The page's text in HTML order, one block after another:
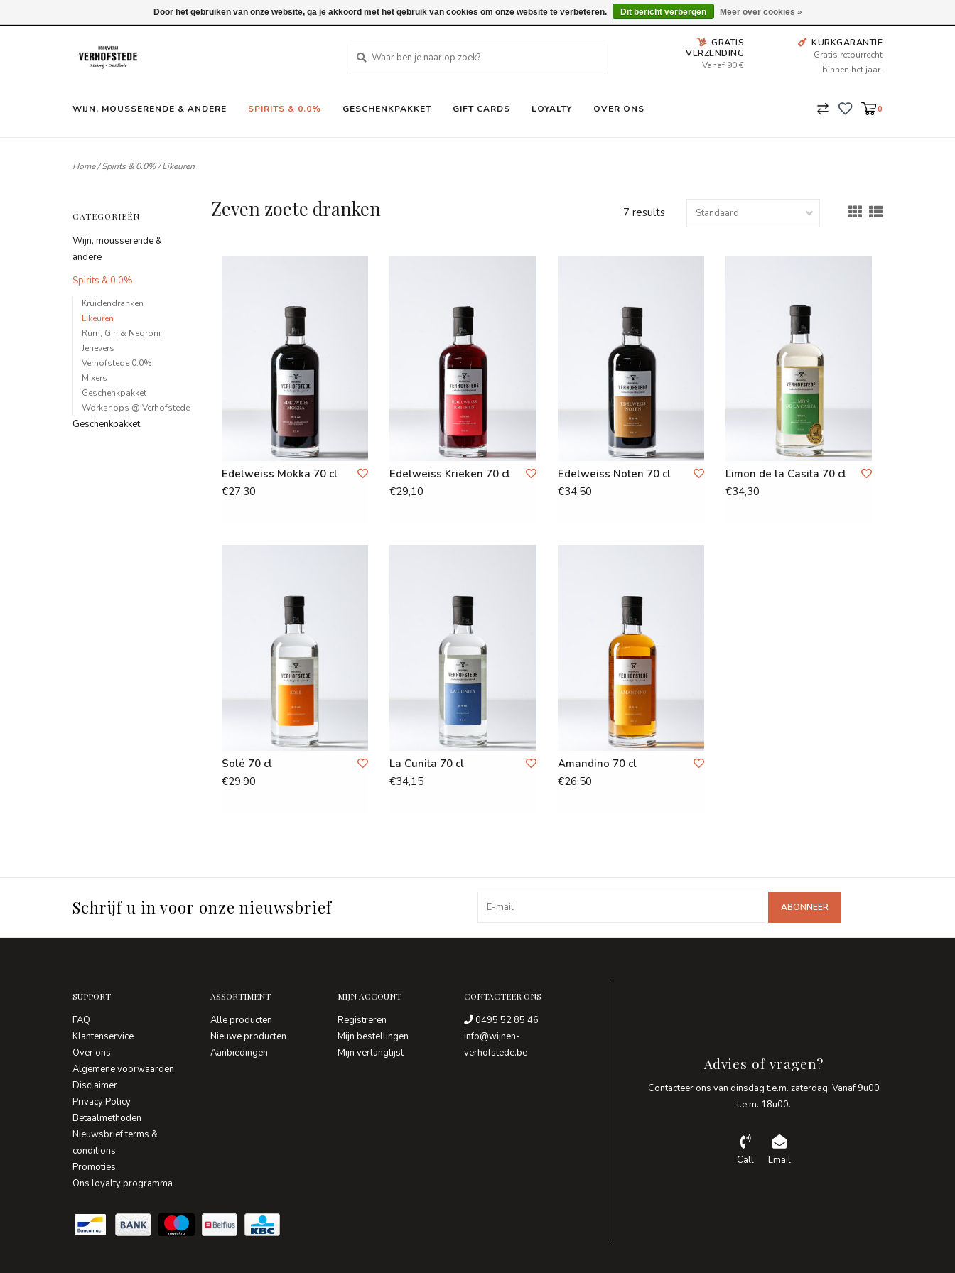
Wij leveren tot aan uw deur. Afhalen is mogelijk.
GRATIS
VERZENDING
Vanaf 90 €
KURKGARANTIE
Gratis retourrecht
binnen het jaar.
WIJN, MOUSSERENDE & ANDERE SPIRITS & 0.0% GESCHENKPAKKET GIFT CARDS LOYALTY OVER ONS 0
Home/Spirits & 0.0%/Likeuren
CATEGORIEËN
Wijn, mousserende &
andere
Spirits & 0.0%
Kruidendranken
Likeuren
Rum, Gin & Negroni
Jenevers
Verhofstede 0.0%
Mixers
Geschenkpakket
Workshops @ Verhofstede
Geschenkpakket
Zeven zoete dranken 7 results
Edelweiss Mokka 70 cl
€27,30
Edelweiss Krieken 70 cl
€29,10
Edelweiss Noten 70 cl
€34,50
Limon de la Casita 70 cl
€34,30
Solé 70 cl
€29,90
La Cunita 70 cl
€34,15
Amandino 70 cl
€26,50
Schrijf u in voor onze nieuwsbrief ABONNEER
SUPPORT
FAQ
Klantenservice
Over ons
Algemene voorwaarden
Disclaimer
Privacy Policy
Betaalmethoden
Nieuwsbrief terms &
conditions
Promoties
Ons loyalty programma
ASSORTIMENT
Alle producten
Nieuwe producten
Aanbiedingen
MIJN ACCOUNT
Registreren
Mijn bestellingen
Mijn verlanglijst
CONTACTEER ONS
0495 52 85 46
info@wijnen-
verhofstede.be
Advies of vragen?
Contacteer ons van dinsdag t.e.m. zaterdag. Vanaf 9u00
t.e.m. 18u00.
Call Email
Door het gebruiken van onze website, ga je akkoord met het gebruik van cookies om onze website te verbeteren. Dit bericht verbergen Meer over cookies »